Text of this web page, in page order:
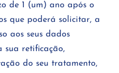
de 1 (um) ano após o
que poderá solicitar, a
aos seus dados
sua retificação,
do seu tratamento,